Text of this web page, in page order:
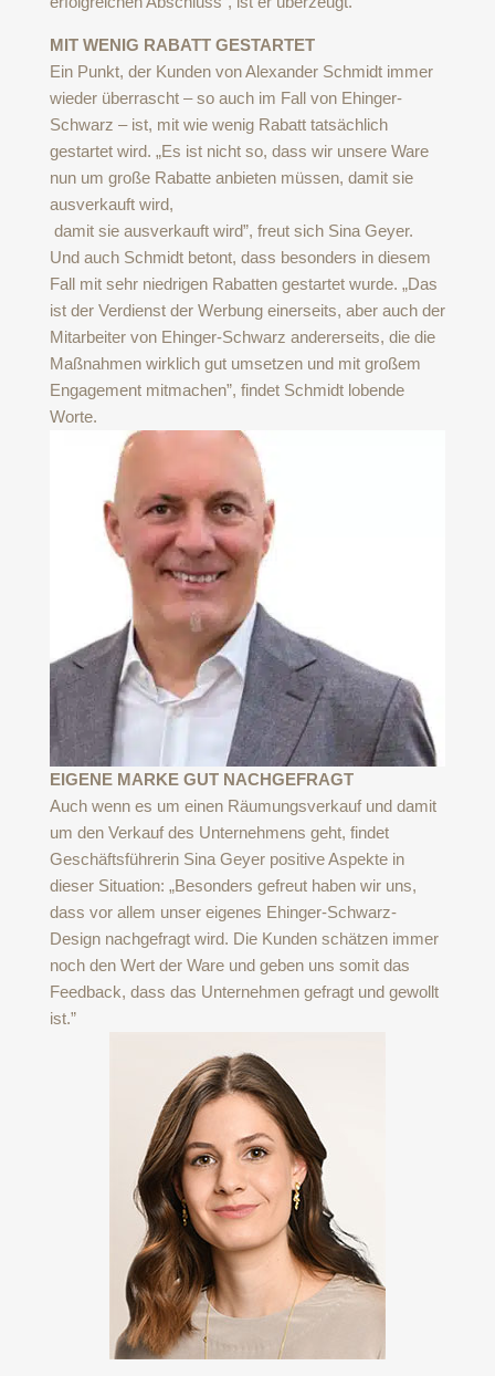
MIT WENIG RABATT GESTARTET
Ein Punkt, der Kunden von Alexander Schmidt immer
wieder überrascht – so auch im Fall von Ehinger-
Schwarz – ist, mit wie wenig Rabatt tatsächlich
gestartet wird. „Es ist nicht so, dass wir unsere Ware
nun um große Rabatte anbieten müssen, damit sie
ausverkauft wird,
damit sie ausverkauft wird”, freut sich Sina Geyer.
Und auch Schmidt betont, dass besonders in diesem
Fall mit sehr niedrigen Rabatten gestartet wurde. „Das
ist der Verdienst der Werbung einerseits, aber auch der
Mitarbeiter von Ehinger-Schwarz andererseits, die die
Maßnahmen wirklich gut umsetzen und mit großem
Engagement mitmachen”, findet Schmidt lobende
Worte.
EIGENE MARKE GUT NACHGEFRAGT
Auch wenn es um einen Räumungsverkauf und damit
um den Verkauf des Unternehmens geht, findet
Geschäftsführerin Sina Geyer positive Aspekte in
dieser Situation: „Besonders gefreut haben wir uns,
dass vor allem unser eigenes Ehinger-Schwarz-
Design nachgefragt wird. Die Kunden schätzen immer
noch den Wert der Ware und geben uns somit das
Feedback, dass das Unternehmen gefragt und gewollt
ist.”